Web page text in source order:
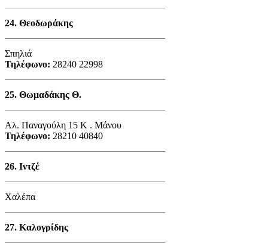
24. Θεοδωράκης
Σπηλιά
Τηλέφωνο: 28240 22998
25. Θωμαδάκης Θ.
Αλ. Παναγούλη 15 Κ . Μάνου
Τηλέφωνο: 28210 40840
26. Ιντζέ
Χαλέπα
27. Καλογρίδης